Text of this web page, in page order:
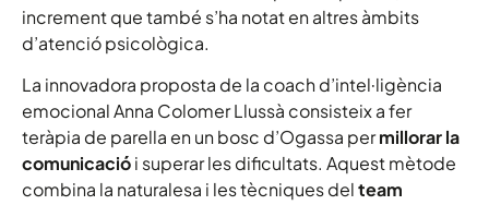
increment que també s’ha notat en altres àmbits
d’atenció psicològica.
La innovadora proposta de la coach d’intel·ligència
emocional Anna Colomer Llussà consisteix a fer
teràpia de parella en un bosc d’Ogassa permillorar la
comunicaciói superar les dificultats. Aquest mètode
combina la naturalesa i les tècniques delteam